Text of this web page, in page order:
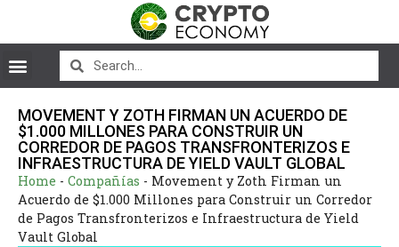
MOVEMENT Y ZOTH FIRMAN UN ACUERDO DE
$1.000 MILLONES PARA CONSTRUIR UN
CORREDOR DE PAGOS TRANSFRONTERIZOS E
INFRAESTRUCTURA DE YIELD VAULT GLOBAL
Home - Compañías - Movement y Zoth Firman un
Acuerdo de $1.000 Millones para Construir un Corredor
de Pagos Transfronterizos e Infraestructura de Yield
Vault Global